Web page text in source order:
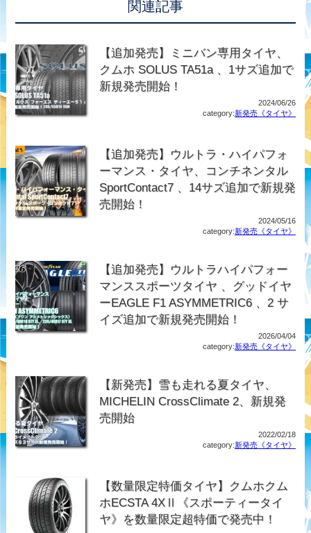
関連記事
【追加発売】ミニバン専用タイヤ、
クムホ SOLUS TA51a 、1サズ追加で
新規発売開始！
2024/06/26
category:新発売《タイヤ》
【追加発売】ウルトラ・ハイパフォ
ーマンス・タイヤ、コンチネンタル
SportContact7 、14サズ追加で新規発
売開始！
2024/05/16
category:新発売《タイヤ》
【追加発売】ウルトラハイパフォー
マンススポーツタイヤ 、グッドイヤ
ーEAGLE F1 ASYMMETRIC6 、2 サ
イズ追加で新規発売開始！
2026/04/04
category:新発売《タイヤ》
【新発売】雪も走れる夏タイヤ、
MICHELIN CrossClimate 2、新規発
売開始
2022/02/18
category:新発売《タイヤ》
【数量限定特価タイヤ】クムホクム
ホECSTA 4XⅡ《スポーティータイ
ヤ》を数量限定超特価で発売中！